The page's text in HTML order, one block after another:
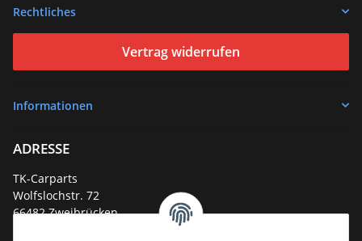
Rechtliches
Vertrag widerrufen
Informationen
ADRESSE
TK-Carparts
Wolfslochstr. 72
66482 Zweibrücken